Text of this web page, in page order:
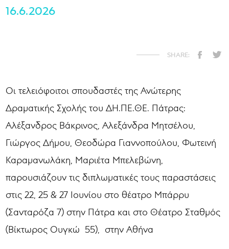
16.6.2026
Οι τελειόφοιτοι σπουδαστές της Ανώτερης
Δραματικής Σχολής του ΔΗ.ΠΕ.ΘΕ. Πάτρας:
Αλέξανδρος Βάκρινος, Αλεξάνδρα Μητσέλου,
Γιώργος Δήμου, Θεοδώρα Γιαννοπούλου, Φωτεινή
Καραμανωλάκη, Μαριέτα Μπελεβώνη,
παρουσιάζουν τις διπλωματικές τους παραστάσεις
στις 22, 25 & 27 Ιουνίου στο θέατρο Μπάρρυ
(Σανταρόζα 7) στην Πάτρα και στο Θέατρο Σταθμός
(Βίκτωρος Ουγκώ 55), στην Αθήνα